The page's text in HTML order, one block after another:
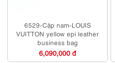
6529-Cặp nam-LOUIS
VUITTON yellow epi leather
business bag
6,090,000 đ